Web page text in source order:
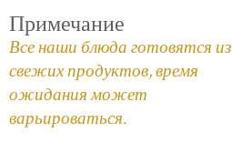
Примечание
Все наши блюда готовятся из
свежих продуктов, время
ожидания может
варьироваться.